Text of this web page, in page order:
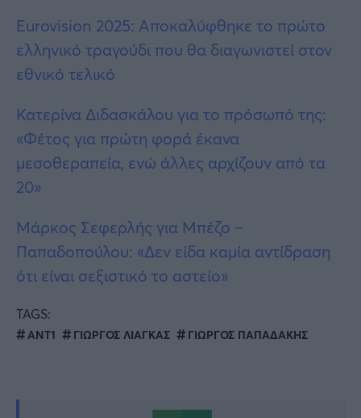
Eurovision 2025: Aποκαλύφθηκε το πρώτο
ελληνικό τραγούδι που θα διαγωνιστεί στον
εθνικό τελικό
Κατερίνα Διδασκάλου για το πρόσωπό της:
«Φέτος για πρώτη φορά έκανα
μεσοθεραπεία, ενώ άλλες αρχίζουν από τα
20»
Μάρκος Σεφερλής για Μπέζο –
Παπαδοπούλου: «Δεν είδα καμία αντίδραση
ότι είναι σεξιστικό το αστείο»
TAGS:
ΑΝΤ1 ΓΙΩΡΓΟΣ ΛΙΑΓΚΑΣ ΓΙΩΡΓΟΣ ΠΑΠΑΔΑΚΗΣ